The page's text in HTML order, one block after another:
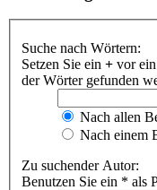
Suche nach Wörtern:
Setzen Sie ein + vor
der Wörter gefunden
Nach allen
Nach einem
Zu suchender Autor:
Benutzen Sie ein * als